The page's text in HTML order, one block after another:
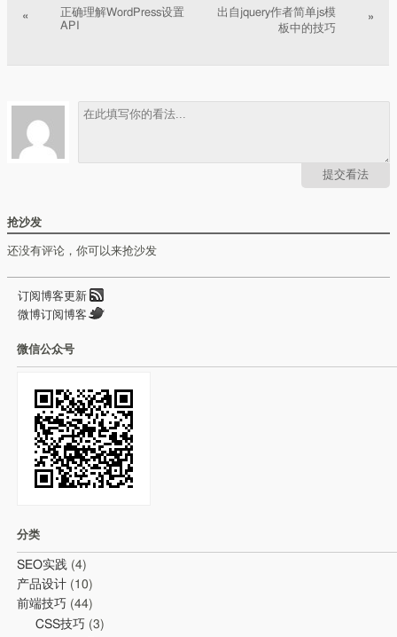
«
正确理解WordPress设置
API
出自jquery作者简单js模
板中的技巧
»
提交看法
抢沙发
还没有评论，你可以来抢沙发
订阅博客更新
微博订阅博客
微信公众号
分类
SEO实践 (4)
产品设计 (10)
前端技巧 (44)
CSS技巧 (3)